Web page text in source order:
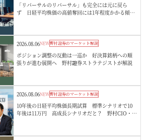
「リバーサルのリバーサル」も完全には元に戻ら
ず 日経平均株価の高値奪回には1年程度かかる傾
2026.08.06NEW野村證券のマーケット解説
ポジション調整の反動は一巡か 好決算銘柄への順
張りが進む展開へ 野村證券ストラテジストが解説
2026.08.06NEW野村證券のマーケット解説
10年後の日経平均株価長期試算 標準シナリオで10
年後は11万円 高成長シナリオだと？ 野村CIO・宮